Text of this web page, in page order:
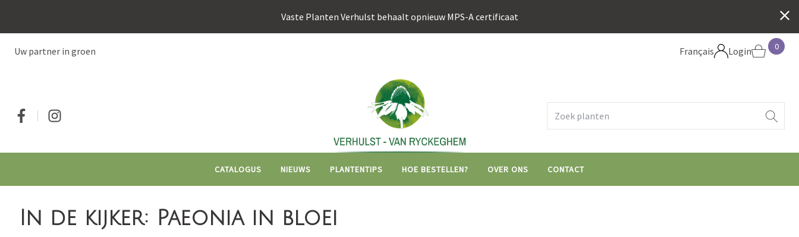
naar
Vaste Planten Verhulst behaalt opnieuw MPS-A certificaat
Uw partner in groen Français Login 0
Social
Hoofdnavigatie
CATALOGUS NIEUWS PLANTENTIPS HOE BESTELLEN? OVER ONS CONTACT
In de kijker: Paeonia in bloei